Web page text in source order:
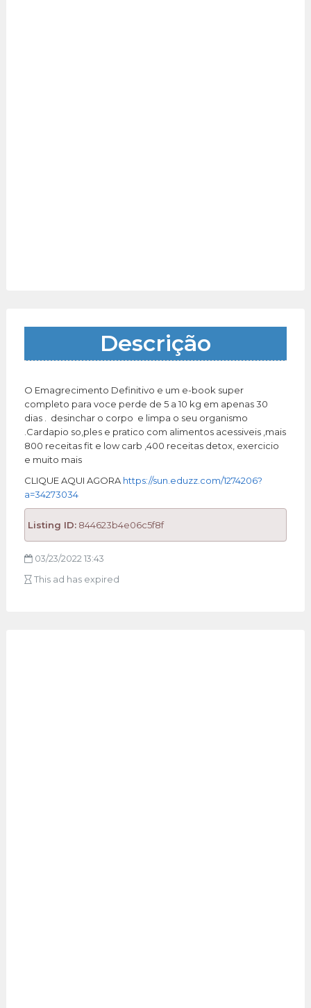
Descrição
O Emagrecimento Definitivo e um e-book super
completo para voce perde de 5 a 10 kg em apenas 30
dias . desinchar o corpo e limpa o seu organismo
.Cardapio so,ples e pratico com alimentos acessiveis ,mais
800 receitas fit e low carb ,400 receitas detox, exercicio
e muito mais
CLIQUE AQUI AGORA https://sun.eduzz.com/1274206?
a=34273034
Listing ID: 844623b4e06c5f8f
03/23/2022 13:43
This ad has expired